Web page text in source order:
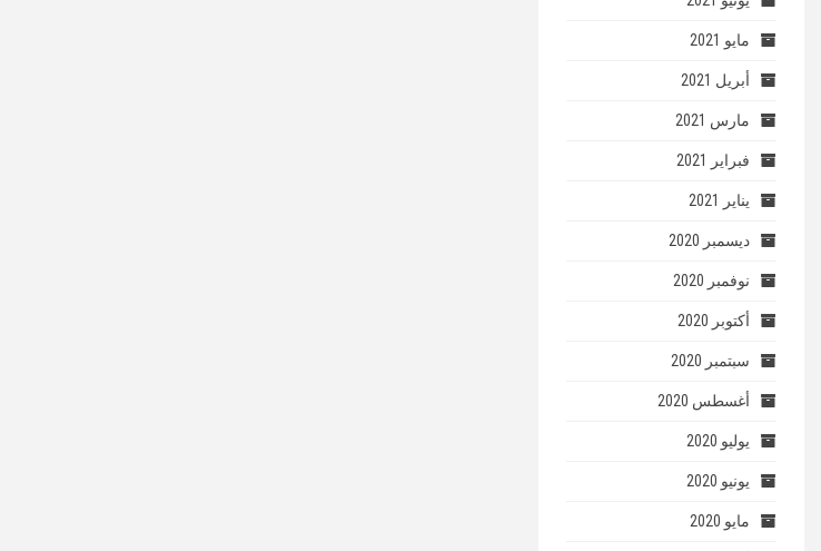
مايو 2021
أبريل 2021
مارس 2021
فبراير 2021
يناير 2021
ديسمبر 2020
نوفمبر 2020
أكتوبر 2020
سبتمبر 2020
أغسطس 2020
يوليو 2020
يونيو 2020
مايو 2020